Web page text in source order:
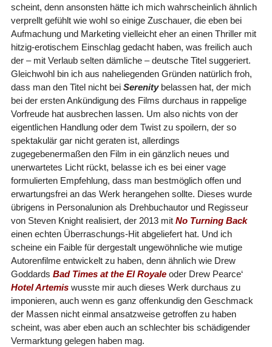
scheint, denn ansonsten hätte ich mich wahrscheinlich ähnlich
verprellt gefühlt wie wohl so einige Zuschauer, die eben bei
Aufmachung und Marketing vielleicht eher an einen Thriller mit
hitzig-erotischem Einschlag gedacht haben, was freilich auch
der – mit Verlaub selten dämliche – deutsche Titel suggeriert.
Gleichwohl bin ich aus naheliegenden Gründen natürlich froh,
dass man den Titel nicht bei Serenitybelassen hat, der mich
bei der ersten Ankündigung des Films durchaus in rappelige
Vorfreude hat ausbrechen lassen. Um also nichts von der
eigentlichen Handlung oder dem Twist zu spoilern, der so
spektakulär gar nicht geraten ist, allerdings
zugegebenermaßen den Film in ein gänzlich neues und
unerwartetes Licht rückt, belasse ich es bei einer vage
formulierten Empfehlung, dass man bestmöglich offen und
erwartungsfrei an das Werk herangehen sollte. Dieses wurde
übrigens in Personalunion als Drehbuchautor und Regisseur
von Steven Knight realisiert, der 2013 mit No Turning Back
einen echten Überraschungs-Hit abgeliefert hat. Und ich
scheine ein Faible für dergestalt ungewöhnliche wie mutige
Autorenfilme entwickelt zu haben, denn ähnlich wie Drew
Goddards Bad Times at the El Royaleoder Drew Pearce‘
Hotel Artemiswusste mir auch dieses Werk durchaus zu
imponieren, auch wenn es ganz offenkundig den Geschmack
der Massen nicht einmal ansatzweise getroffen zu haben
scheint, was aber eben auch an schlechter bis schädigender
Vermarktung gelegen haben mag.